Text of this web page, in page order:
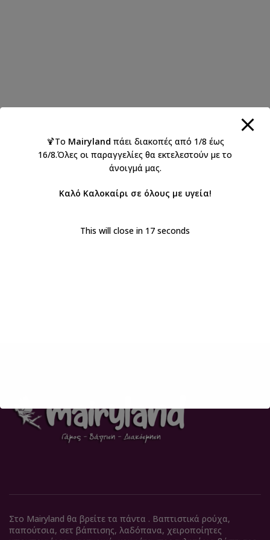
Στο Mairyland θα βρείτε τα πάντα . Βαπτιστικά ρούχα,
παπούτσια, σετ βάπτισης, λαδόπανα, χειροποίητες
🍹Το Mairyland πάει διακοπές από 1/8 έως
16/8.Όλες οι παραγγελίες θα εκτελεστούν με το
άνοιγμά μας.
Καλό Καλοκαίρι σε όλους με υγεία!
This will close in 17 seconds